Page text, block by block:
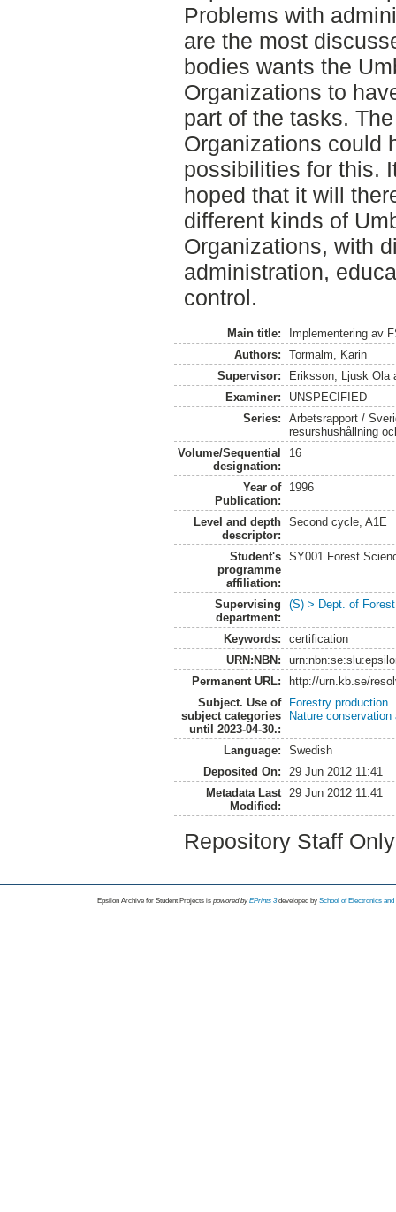
Problems with
are the most
bodies wants the
Organizations to
part of the tasks.
Organizations could
possibilities for this.
hoped that it will
different kinds of
Organizations, with
administration,
control.
Main title:
Implementering av
Authors:
Tormalm, Karin
Supervisor:
Eriksson, Ljusk Ola
Examiner:
UNSPECIFIED
Series:
Arbetsrapport /
resurshushållning
Volume/Sequential
designation:
16
Year of
Publication:
1996
Level and depth
descriptor:
Second cycle, A1E
Student's
programme
affiliation:
SY001 Forest
Supervising
department:
(S) > Dept. of
Keywords:
certification
URN:NBN:
Permanent URL:
http://urn.kb.se/
Subject. Use of
subject categories
until 2023-04-30.:
Forestry production
Nature
Language:
Swedish
Deposited On:
29 Jun 2012 11:41
Metadata Last
Modified:
29 Jun 2012 11:41
Repository Staff
Epsilon Archive for Student Projects is powored byEPrints 3 developed by School of Electronics